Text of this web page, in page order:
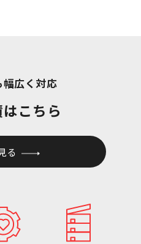
広く対応
こちら
る